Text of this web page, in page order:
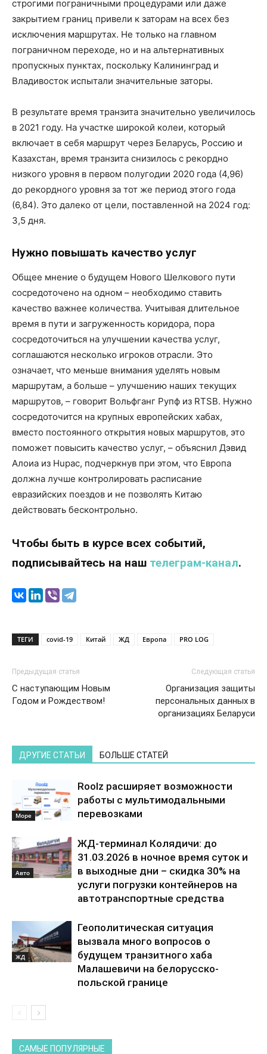
строгими пограничными процедурами или даже
закрытием границ привели к заторам на всех без
исключения маршрутах. Не только на главном
пограничном переходе, но и на альтернативных
пропускных пунктах, поскольку Калининград и
Владивосток испытали значительные заторы.
В результате время транзита значительно увеличилось
в 2021 году. На участке широкой колеи, который
включает в себя маршрут через Беларусь, Россию и
Казахстан, время транзита снизилось с рекордно
низкого уровня в первом полугодии 2020 года (4,96)
до рекордного уровня за тот же период этого года
(6,84). Это далеко от цели, поставленной на 2024 год:
3,5 дня.
Нужно повышать качество услуг
Общее мнение о будущем Нового Шелкового пути
сосредоточено на одном – необходимо ставить
качество важнее количества. Учитывая длительное
время в пути и загруженность коридора, пора
сосредоточиться на улучшении качества услуг,
соглашаются несколько игроков отрасли. Это
означает, что меньше внимания уделять новым
маршрутам, а больше – улучшению наших текущих
маршрутов, – говорит Вольфганг Рупф из RTSB. Нужно
сосредоточится на крупных европейских хабах,
вместо постоянного открытия новых маршрутов, это
поможет повысить качество услуг, – объяснил Дэвид
Алоиа из Hupac, подчеркнув при этом, что Европа
должна лучше контролировать расписание
евразийских поездов и не позволять Китаю
действовать бесконтрольно.
Чтобы быть в курсе всех событий,
подписывайтесь на наш телеграм-канал.
ТЕГИ covid-19 Китай ЖД Европа PRO LOG
Предыдущая статья
С наступающим Новым
Годом и Рождеством!
Следующая статья
Организация защиты
персональных данных в
организациях Беларуси
ДРУГИЕ СТАТЬИ БОЛЬШЕ СТАТЕЙ
Море
Roolz расширяет возможности
работы с мультимодальными
перевозками
Авто
ЖД-терминал Колядичи: до
31.03.2026 в ночное время суток и
в выходные дни – скидка 30% на
услуги погрузки контейнеров на
автотранспортные средства
ЖД
Геополитическая ситуация
вызвала много вопросов о
будущем транзитного хаба
Малашевичи на белорусско-
польской границе
САМЫЕ ПОПУЛЯРНЫЕ